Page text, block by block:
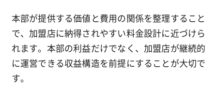
本部が提供する価値と費用の関係を整理すること
で、加盟店に納得されやすい料金設計に近づけら
れます。本部の利益だけでなく、加盟店が継続的
に運営できる収益構造を前提にすることが大切で
す。